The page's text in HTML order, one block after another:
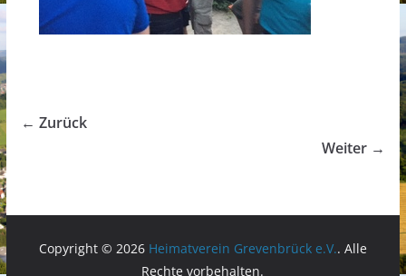
← Zurück
Weiter →
Copyright © 2026 Heimatverein Grevenbrück e.V.. Alle
Rechte vorbehalten.